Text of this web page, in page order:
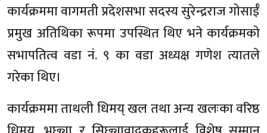
कार्यक्रममा वागमती प्रदेशसभा सदस्य सुरेन्द्रराज गोसाईँ
प्रमुख अतिथिका रूपमा उपस्थित थिए भने कार्यक्रमको
सभापतित्व वडा नं. ९ का वडा अध्यक्ष गणेश त्यातले
गरेका थिए।
कार्यक्रममा ताथली धिमय् खल तथा अन्य खलःका वरिष्ठ